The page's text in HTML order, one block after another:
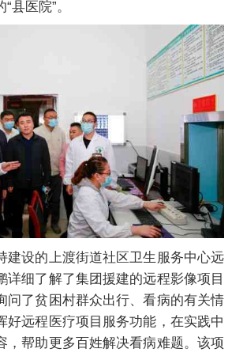
县医院”。
设的上渡街道社区卫生服务中心远
详细了解了集团援建的远程影像项目
问了贫困村群众出行、看病的有关情
好远程医疗项目服务功能，在实践中
，帮助更多百姓解决看病难题。该项